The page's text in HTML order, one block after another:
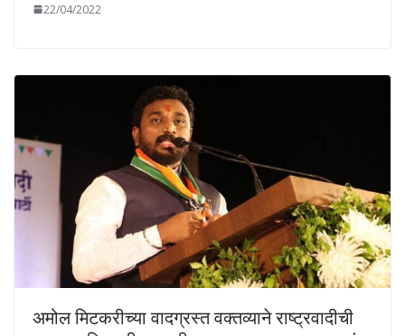
22/04/2022
अमोल मिटकरीच्या वादग्रस्त वक्तव्याने राष्ट्रवादीची